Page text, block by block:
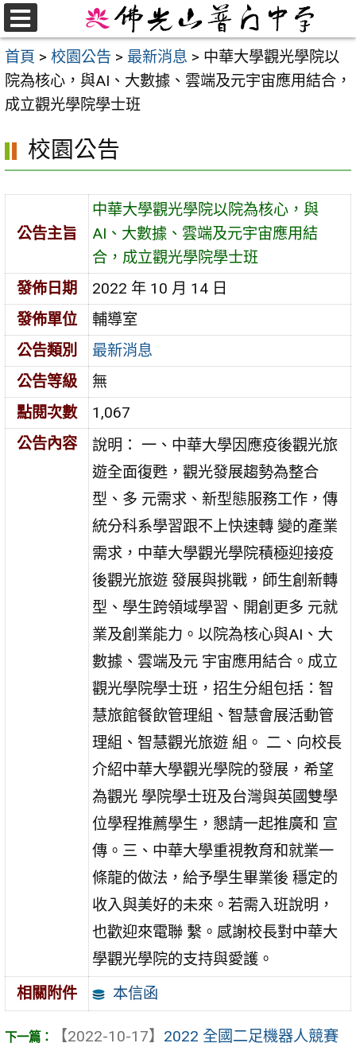
跳
至
主
要
內
首頁 > 校園公告 > 最新消息 > 中華大學觀光學院以
院為核心，與AI、大數據、雲端及元宇宙應用結合，
成立觀光學院學士班
校園公告
公告主旨
中華大學觀光學院以院為核心，與
AI、大數據、雲端及元宇宙應用結
合，成立觀光學院學士班
發佈日期
2022 年 10 月 14 日
發佈單位
輔導室
公告類別
最新消息
公告等級
無
點閱次數
1,067
公告內容
說明： 一、中華大學因應疫後觀光旅
遊全面復甦，觀光發展趨勢為整合
型、多 元需求、新型態服務工作，傳
統分科系學習跟不上快速轉 變的產業
需求，中華大學觀光學院積極迎接疫
後觀光旅遊 發展與挑戰，師生創新轉
型、學生跨領域學習、開創更多 元就
業及創業能力。以院為核心與AI、大
數據、雲端及元 宇宙應用結合。成立
觀光學院學士班，招生分組包括：智
慧旅館餐飲管理組、智慧會展活動管
理組、智慧觀光旅遊 組。 二、向校長
介紹中華大學觀光學院的發展，希望
為觀光 學院學士班及台灣與英國雙學
位學程推薦學生，懇請一起推廣和 宣
傳。三、中華大學重視教育和就業一
條龍的做法，給予學生畢業後 穩定的
收入與美好的未來。若需入班說明，
也歡迎來電聯 繫。感謝校長對中華大
學觀光學院的支持與愛護。
相關附件
本信函
【2022-10-17】 2022 全國二足機器人競賽
選
單